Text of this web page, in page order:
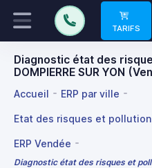
TARIFS
Diagnostic état des
DOMPIERRE SUR YON
Accueil ERP par ville
Etat des risques et pollution
ERP Vendée
Diagnostic état des risques et